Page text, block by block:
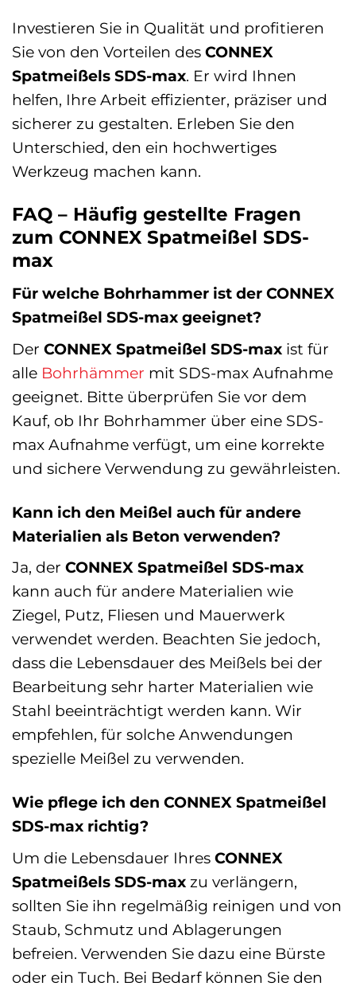
Investieren Sie in Qualität und profitieren
Sie von den Vorteilen des CONNEX
Spatmeißels SDS-max. Er wird Ihnen
helfen, Ihre Arbeit effizienter, präziser und
sicherer zu gestalten. Erleben Sie den
Unterschied, den ein hochwertiges
Werkzeug machen kann.
FAQ – Häufig gestellte Fragen
zum CONNEX Spatmeißel SDS-
max
Für welche Bohrhammer ist der CONNEX
Spatmeißel SDS-max geeignet?
Der CONNEX Spatmeißel SDS-max ist für
alle Bohrhämmer mit SDS-max Aufnahme
geeignet. Bitte überprüfen Sie vor dem
Kauf, ob Ihr Bohrhammer über eine SDS-
max Aufnahme verfügt, um eine korrekte
und sichere Verwendung zu gewährleisten.
Kann ich den Meißel auch für andere
Materialien als Beton verwenden?
Ja, der CONNEX Spatmeißel SDS-max
kann auch für andere Materialien wie
Ziegel, Putz, Fliesen und Mauerwerk
verwendet werden. Beachten Sie jedoch,
dass die Lebensdauer des Meißels bei der
Bearbeitung sehr harter Materialien wie
Stahl beeinträchtigt werden kann. Wir
empfehlen, für solche Anwendungen
spezielle Meißel zu verwenden.
Wie pflege ich den CONNEX Spatmeißel
SDS-max richtig?
Um die Lebensdauer Ihres CONNEX
Spatmeißels SDS-max zu verlängern,
sollten Sie ihn regelmäßig reinigen und von
Staub, Schmutz und Ablagerungen
befreien. Verwenden Sie dazu eine Bürste
oder ein Tuch. Bei Bedarf können Sie den